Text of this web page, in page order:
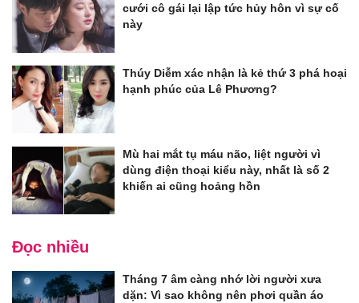
cưới cô gái lại lập tức hủy hôn vì sự cố
này
Thúy Diễm xác nhận là kẻ thứ 3 phá hoại
hạnh phúc của Lê Phương?
Mù hai mắt tụ máu não, liệt người vì
dùng điện thoại kiểu này, nhất là số 2
khiến ai cũng hoảng hồn
Đọc nhiều
Tháng 7 âm càng nhớ lời người xưa
dặn: Vì sao không nên phơi quần áo